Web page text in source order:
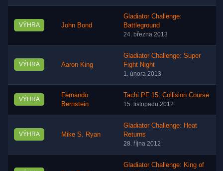
VÝHRA John Bond
Gladiator Challenge:
Battleground
24. března 2013
VÝHRA Aaron King
Gladiator Challenge: Super
Fight Night
1. února 2013
VÝHRA
Fernando
Bernstein
Tachi PF 15: Collision Course
15. listopadu 2012
VÝHRA Mike S. Ryan
Gladiator Challenge: Heat
Returns
28. října 2012
Gladiator Challenge: King of